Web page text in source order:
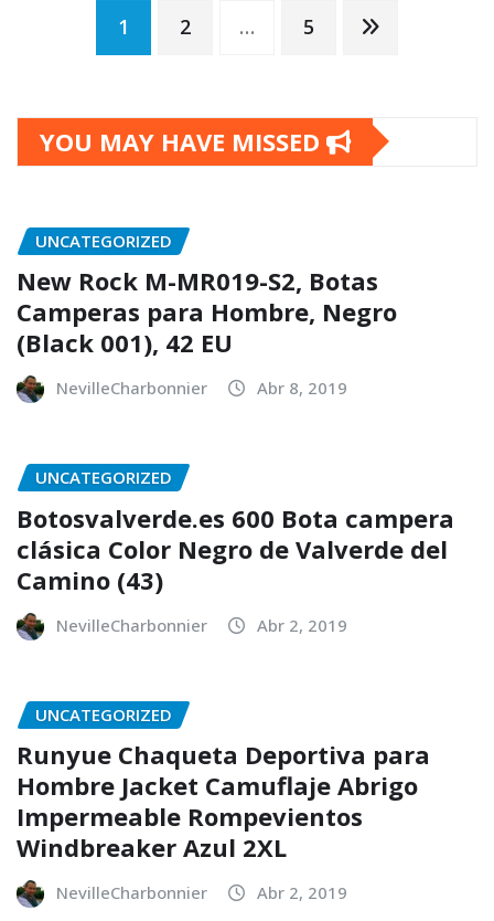
Posts
1 2 … 5
YOU MAY HAVE MISSED
UNCATEGORIZED
New Rock M-MR019-S2, Botas
Camperas para Hombre, Negro
(Black 001), 42 EU
NevilleCharbonnier Abr 8, 2019
UNCATEGORIZED
Botosvalverde.es 600 Bota campera
clásica Color Negro de Valverde del
Camino (43)
NevilleCharbonnier Abr 2, 2019
UNCATEGORIZED
Runyue Chaqueta Deportiva para
Hombre Jacket Camuflaje Abrigo
Impermeable Rompevientos
Windbreaker Azul 2XL
NevilleCharbonnier Abr 2, 2019